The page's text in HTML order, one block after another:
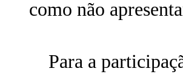
como não
Para a